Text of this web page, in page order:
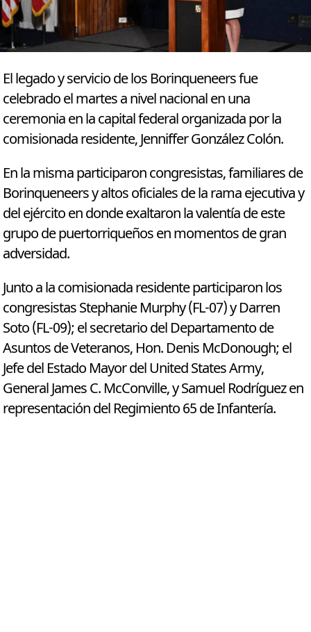
El legado y servicio de los Borinqueneers fue
celebrado el martes a nivel nacional en una
ceremonia en la capital federal organizada por la
comisionada residente, Jenniffer González Colón.
En la misma participaron congresistas, familiares de
Borinqueneers y altos oficiales de la rama ejecutiva y
del ejército en donde exaltaron la valentía de este
grupo de puertorriqueños en momentos de gran
adversidad.
Junto a la comisionada residente participaron los
congresistas Stephanie Murphy (FL-07) y Darren
Soto (FL-09); el secretario del Departamento de
Asuntos de Veteranos, Hon. Denis McDonough; el
Jefe del Estado Mayor del United States Army,
General James C. McConville, y Samuel Rodríguez en
representación del Regimiento 65 de Infantería.